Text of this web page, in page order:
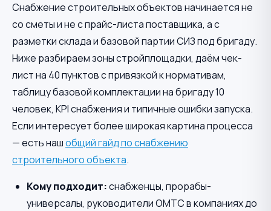
Снабжение строительных объектов начинается не
со сметы и не с прайс-листа поставщика, а с
разметки склада и базовой партии СИЗ под бригаду.
Ниже разбираем зоны стройплощадки, даём чек-
лист на 40 пунктов с привязкой к нормативам,
таблицу базовой комплектации на бригаду 10
человек, KPI снабжения и типичные ошибки запуска.
Если интересует более широкая картина процесса
— есть нашобщий гайд по снабжению
строительного объекта.
Кому подходит:снабженцы, прорабы-
универсалы, руководители ОМТС в компаниях до